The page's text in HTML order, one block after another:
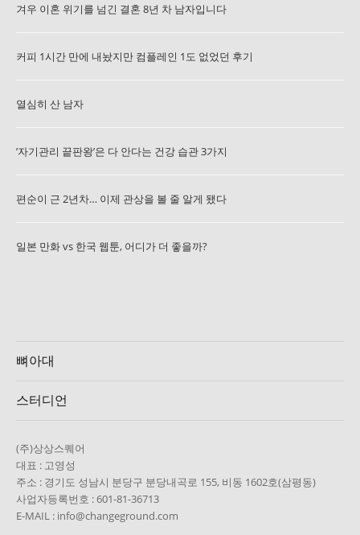
겨우 이혼 위기를 넘긴 결혼 8년 차 남자입니다
커피 1시간 만에 내놨지만 컴플레인 1도 없었던 후기
열심히 산 남자
’자기관리 끝판왕’은 다 안다는 건강 습관 3가지
편순이 근 2년차… 이제 관상을 볼 줄 알게 됐다
일본 만화 vs 한국 웹툰, 어디가 더 좋을까?
뼈아대
스터디언
(주)상상스퀘어
대표 : 고영성
주소 : 경기도 성남시 분당구 분당내곡로 155, 비동 1602호(삼평동)
사업자등록번호 : 601-81-36713
E-MAIL : info@changeground.com